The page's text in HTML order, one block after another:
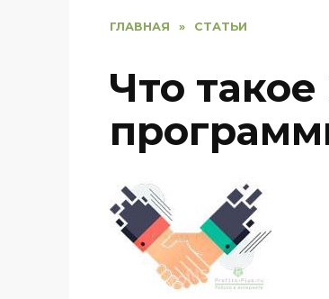
ГЛАВНАЯ » СТАТЬИ
Что